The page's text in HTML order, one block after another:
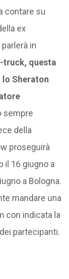
contare su
ex
in
truck, questa
lo Sheraton
sempre
della
proseguirà
il 16 giugno a
a Bologna.
mandare una
con indicata la
partecipanti.